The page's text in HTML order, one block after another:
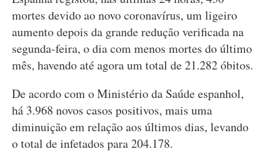
mortes devido ao novo coronavírus, um ligeiro
aumento depois da grande redução verificada na
segunda-feira, o dia com menos mortes do último
mês, havendo até agora um total de 21.282 óbitos.
De acordo com o Ministério da Saúde espanhol,
há 3.968 novos casos positivos, mais uma
diminuição em relação aos últimos dias, levando
o total de infetados para 204.178.